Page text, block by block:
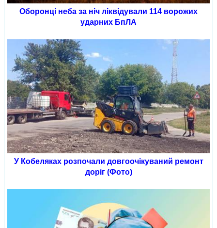
Оборонці неба за ніч ліквідували 114 ворожих
ударних БпЛА
У Кобеляках розпочали довгоочікуваний ремонт
доріг (Фото)